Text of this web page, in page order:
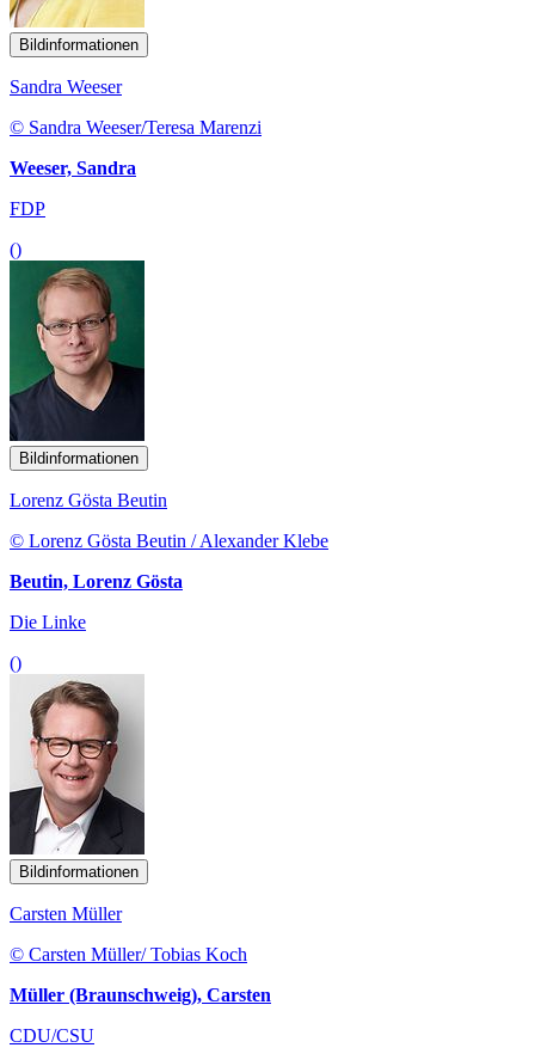
Bildinformationen
Sandra Weeser
© Sandra Weeser/Teresa Marenzi
Weeser, Sandra
FDP
()
Bildinformationen
Lorenz Gösta Beutin
© Lorenz Gösta Beutin / Alexander Klebe
Beutin, Lorenz Gösta
Die Linke
()
Bildinformationen
Carsten Müller
© Carsten Müller/ Tobias Koch
Müller (Braunschweig), Carsten
CDU/CSU